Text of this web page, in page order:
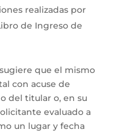
realizadas por
de Ingreso de
que el mismo
con acuse de
del titular o, en su
evaluado a
un lugar y fecha